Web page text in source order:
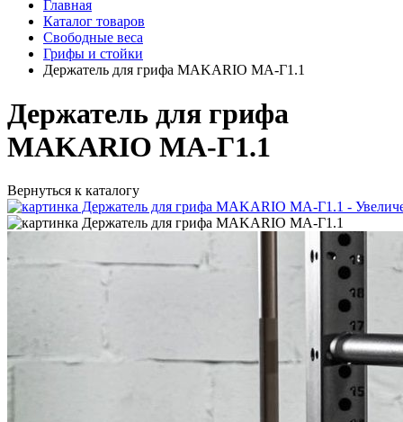
Главная
Каталог товаров
Свободные веса
Грифы и стойки
Держатель для грифа MAKARIO MA-Г1.1
Держатель для грифа
MAKARIO MA-Г1.1
Вернуться к каталогу